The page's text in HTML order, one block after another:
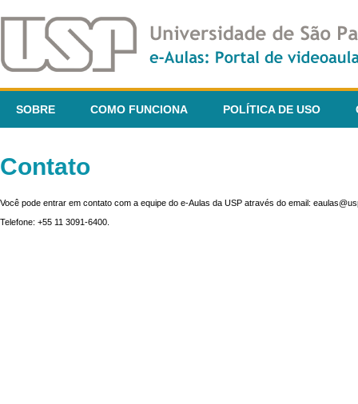
SOBRE COMO FUNCIONA POLÍTICA DE USO
Contato
Você pode entrar em contato com a equipe do e-Aulas da USP através do email:
Telefone: +55 11 3091-6400.